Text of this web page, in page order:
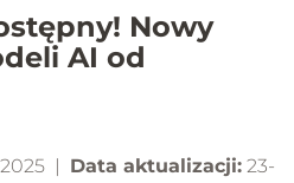
Nowy
AI od
| Data aktualizacji: 23-